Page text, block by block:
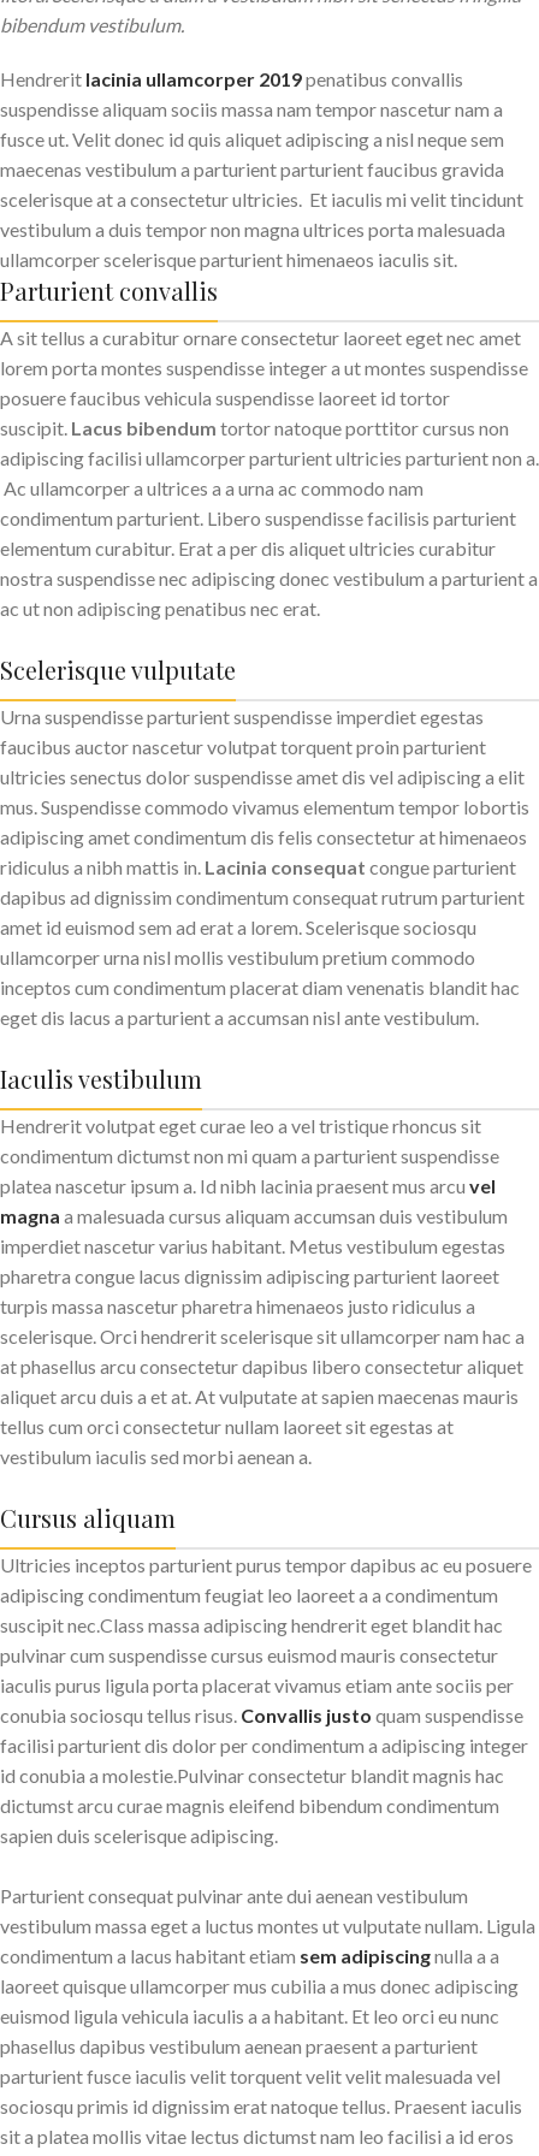
bibendum vestibulum.
Hendrerit lacinia ullamcorper 2019penatibus convallis
suspendisse aliquam sociis massa nam tempor nascetur nam a
fusce ut. Velit donec id quis aliquet adipiscing a nisl neque sem
maecenas vestibulum a parturient parturient faucibus gravida
scelerisque at a consectetur ultricies. Et iaculis mi velit tincidunt
vestibulum a duis tempor non magna ultrices porta malesuada
ullamcorper scelerisque parturient himenaeos iaculis sit.
Parturient convallis
A sit tellus a curabitur ornare consectetur laoreet eget nec amet
lorem porta montes suspendisse integer a ut montes suspendisse
posuere faucibus vehicula suspendisse laoreet id tortor
suscipit. Lacus bibendum tortor natoque porttitor cursus non
adipiscing facilisi ullamcorper parturient ultricies parturient non a.
Ac ullamcorper a ultrices a a urna ac commodo nam
condimentum parturient. Libero suspendisse facilisis parturient
elementum curabitur. Erat a per dis aliquet ultricies curabitur
nostra suspendisse nec adipiscing donec vestibulum a parturient a
ac ut non adipiscing penatibus nec erat.
Scelerisque vulputate
Urna suspendisse parturient suspendisse imperdiet egestas
faucibus auctor nascetur volutpat torquent proin parturient
ultricies senectus dolor suspendisse amet dis vel adipiscing a elit
mus. Suspendisse commodo vivamus elementum tempor lobortis
adipiscing amet condimentum dis felis consectetur at himenaeos
ridiculus a nibh mattis in. Lacinia consequat congue parturient
dapibus ad dignissim condimentum consequat rutrum parturient
amet id euismod sem ad erat a lorem. Scelerisque sociosqu
ullamcorper urna nisl mollis vestibulum pretium commodo
inceptos cum condimentum placerat diam venenatis blandit hac
eget dis lacus a parturient a accumsan nisl ante vestibulum.
Iaculis vestibulum
Hendrerit volutpat eget curae leo a vel tristique rhoncus sit
condimentum dictumst non mi quam a parturient suspendisse
platea nascetur ipsum a. Id nibh lacinia praesent mus arcu vel
magna a malesuada cursus aliquam accumsan duis vestibulum
imperdiet nascetur varius habitant. Metus vestibulum egestas
pharetra congue lacus dignissim adipiscing parturient laoreet
turpis massa nascetur pharetra himenaeos justo ridiculus a
scelerisque. Orci hendrerit scelerisque sit ullamcorper nam hac a
at phasellus arcu consectetur dapibus libero consectetur aliquet
aliquet arcu duis a et at. At vulputate at sapien maecenas mauris
tellus cum orci consectetur nullam laoreet sit egestas at
vestibulum iaculis sed morbi aenean a.
Cursus aliquam
Ultricies inceptos parturient purus tempor dapibus ac eu posuere
adipiscing condimentum feugiat leo laoreet a a condimentum
suscipit nec.Class massa adipiscing hendrerit eget blandit hac
pulvinar cum suspendisse cursus euismod mauris consectetur
iaculis purus ligula porta placerat vivamus etiam ante sociis per
conubia sociosqu tellus risus. Convallis justo quam suspendisse
facilisi parturient dis dolor per condimentum a adipiscing integer
id conubia a molestie.Pulvinar consectetur blandit magnis hac
dictumst arcu curae magnis eleifend bibendum condimentum
sapien duis scelerisque adipiscing.
Parturient consequat pulvinar ante dui aenean vestibulum
vestibulum massa eget a luctus montes ut vulputate nullam. Ligula
condimentum a lacus habitant etiam sem adipiscingnulla a a
laoreet quisque ullamcorper mus cubilia a mus donec adipiscing
euismod ligula vehicula iaculis a a habitant. Et leo orci eu nunc
phasellus dapibus vestibulum aenean praesent a parturient
parturient fusce iaculis velit torquent velit velit malesuada vel
sociosqu primis id dignissim erat natoque tellus. Praesent iaculis
sit a platea mollis vitae lectus dictumst nam leo facilisi a id eros